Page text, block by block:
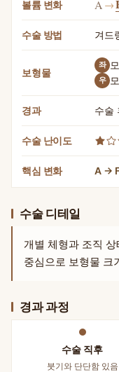
볼륨 변화 A →
수술 방법 겨드
보형물
좌
우
경과 수술
수술 난이도
핵심 변화 A →
수술 디테일
개별 체형과 조직
중심으로 보형물 크
경과 과정
수술 직후
붓기와 단단함 있음